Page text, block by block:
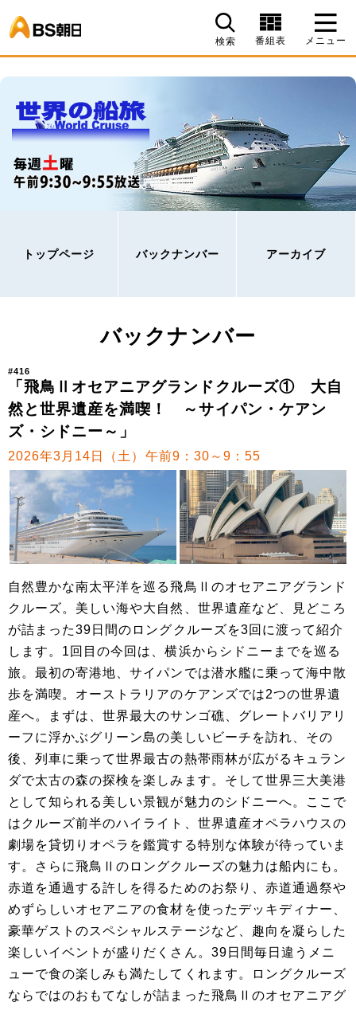
検索 番組表 メニュー
トップページ バックナンバー アーカイブ
バックナンバー
#416
「飛鳥Ⅱオセアニアグランドクルーズ① 大自
然と世界遺産を満喫！ ～サイパン・ケアン
ズ・シドニー～」
2026年3月14日（土）午前9：30～9：55
自然豊かな南太平洋を巡る飛鳥Ⅱのオセアニアグランド
クルーズ。美しい海や大自然、世界遺産など、見どころ
が詰まった39日間のロングクルーズを3回に渡って紹介
します。1回目の今回は、横浜からシドニーまでを巡る
旅。最初の寄港地、サイパンでは潜水艦に乗って海中散
歩を満喫。オーストラリアのケアンズでは2つの世界遺
産へ。まずは、世界最大のサンゴ礁、グレートバリアリ
ーフに浮かぶグリーン島の美しいビーチを訪れ、その
後、列車に乗って世界最古の熱帯雨林が広がるキュラン
ダで太古の森の探検を楽しみます。そして世界三大美港
として知られる美しい景観が魅力のシドニーへ。ここで
はクルーズ前半のハイライト、世界遺産オペラハウスの
劇場を貸切りオペラを鑑賞する特別な体験が待っていま
す。さらに飛鳥Ⅱのロングクルーズの魅力は船内にも。
赤道を通過する許しを得るためのお祭り、赤道通過祭や
めずらしいオセアニアの食材を使ったデッキディナー、
豪華ゲストのスペシャルステージなど、趣向を凝らした
楽しいイベントが盛りだくさん。39日間毎日違うメニ
ューで食の楽しみも満たしてくれます。ロングクルーズ
ならではのおもてなしが詰まった飛鳥Ⅱのオセアニアグ